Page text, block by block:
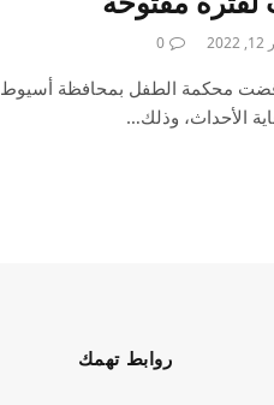
0
محكمة الطفل بمحافظة أسيوط،
الأحداث، وذلك…
روابط تهمك